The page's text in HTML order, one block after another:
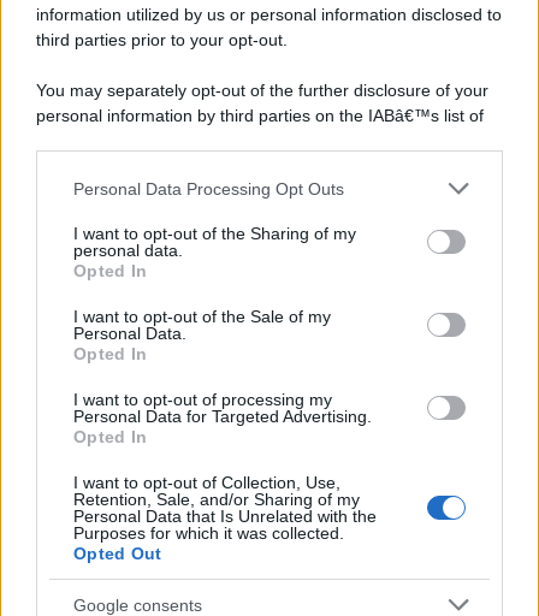
information utilized by us or personal information disclosed to
third parties prior to your opt-out.
You may separately opt-out of the further disclosure of your
personal information by third parties on the IABâ€™s list of
This information may also be disclosed by us to third parties
further disclose it to other third parties.
Please note that this website/app uses one or more Google
services and may gather and store information including but
not limited to your visit or usage behaviour. You may click to
grant or deny consent to Google and its third-party tags to
consent section.
Personal Data Processing Opt Outs
I want to opt-out of the Sharing of my
personal data.
Opted In
I want to opt-out of the Sale of my
Personal Data.
Opted In
I want to opt-out of processing my
Personal Data for Targeted Advertising.
Opted In
I want to opt-out of Collection, Use,
Retention, Sale, and/or Sharing of my
Personal Data that Is Unrelated with the
Purposes for which it was collected.
Opted Out
Google consents